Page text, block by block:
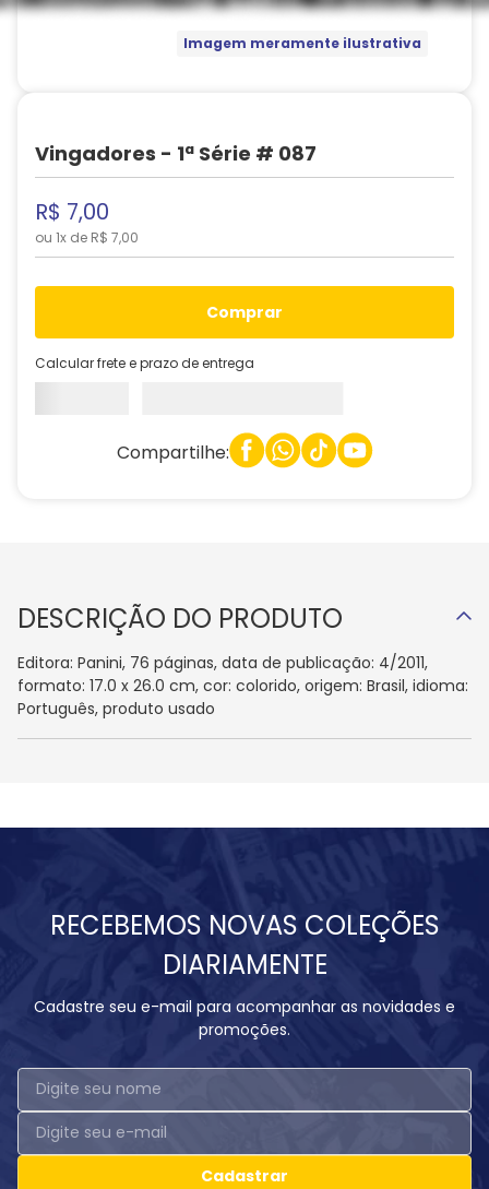
Imagem meramente ilustrativa
Vingadores - 1ª Série # 087
R$ 7,00
ou 1x de R$ 7,00
comprar
Calcular frete e prazo de entrega
Compartilhe:
DESCRIÇÃO DO PRODUTO
Editora: Panini, 76 páginas, data de publicação: 4/2011,
formato: 17.0 x 26.0 cm, cor: colorido, origem: Brasil, idioma:
Português, produto usado
RECEBEMOS NOVAS COLEÇÕES
DIARIAMENTE
Cadastre seu e-mail para acompanhar as novidades e
promoções.
Cadastrar